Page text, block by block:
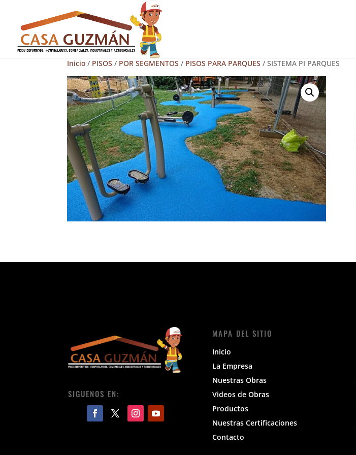
Inicio / PISOS / POR SEGMENTOS / PISOS PARA PARQUES / SISTEMA PI PARQUES
SIGUENOS EN:
MAPA DEL SITIO
Inicio
La Empresa
Nuestras Obras
Videos de Obras
Productos
Nuestras Certificaciones
Contacto